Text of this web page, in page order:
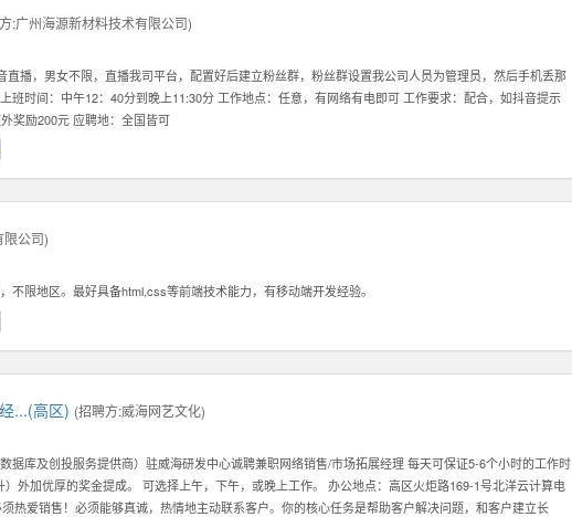
:广州海源新材料技术有限公司)
直播，男女不限，直播我司平台，配置好后建立粉丝群，粉丝群设置我公司人员为管理员，然后手机丢那
班时间：中午12：40分到晚上11:30分 工作地点：任意，有网络有电即可 工作要求：配合，如抖音提示
奖励200元 应聘地：全国皆可
限公司)
不限地区。最好具备html,css等前端技术能力，有移动端开发经验。
...(高区) (招聘方:威海网艺文化)
据库及创投服务提供商）驻威海研发中心诚聘兼职网络销售/市场拓展经理 每天可保证5-6个小时的工作时
外加优厚的奖金提成。 可选择上午，下午，或晚上工作。 办公地点：高区火炬路169-1号北洋云计算电
热爱销售！必须能够真诚，热情地主动联系客户。你的核心任务是帮助客户解决问题，和客户建立长